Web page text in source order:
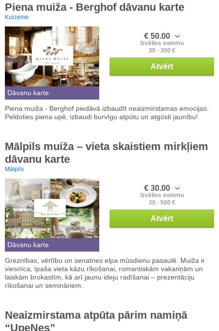
Piena muiža - Berghof dāvanu karte
Kurzeme
Dāvanu karte
€ 50.00
Izvēlies summu
30 - 300 €
Atvērt
Piena muiža - Berghof piedāvā izbaudīt neaizmirstamas emocijas.
Peldoties piena upē, izbaudi burvīgu atpūtu un atgūsti jaunību!
Mālpils muiža – vieta skaistiem mirkļiem
dāvanu karte
Mālpils
Dāvanu karte
€ 30.00
Izvēlies summu
30 - 500 €
Atvērt
Greznības, vērtību un senatnes elpa mūsdienu pasaulē. Muiža ir
viesnīca, īpaša vieta kāzu rīkošanai, romantiskām vakariņām un
laiskām brokastīm, kā arī jaunu ideju radīšanai – prezentāciju
rīkošanai un semināriem.
Neaizmirstama atpūta pārim namiņā
“UpeNes”